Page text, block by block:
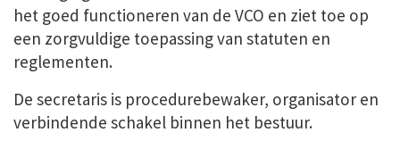
het goed functioneren van de VCO en ziet toe op
een zorgvuldige toepassing van statuten en
reglementen.
De secretaris is procedurebewaker, organisator en
verbindende schakel binnen het bestuur.